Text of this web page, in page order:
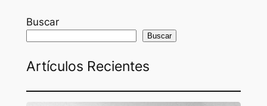
Buscar
Buscar
Artículos Recientes